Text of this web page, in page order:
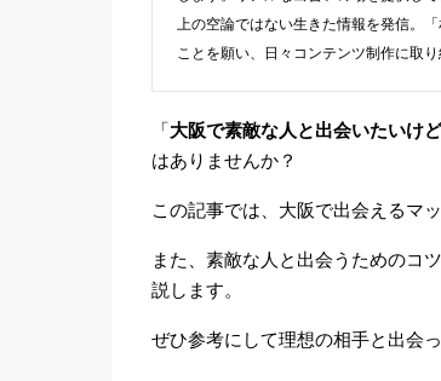
上の空論ではない生きた情報を発信。
ことを願い、日々コンテンツ制作に取り
「 大阪で素敵な人と出会いたいけ
はありませんか？
この記事では、大阪で出会えるマ
また、素敵な人と出会うためのコ
説します。
ぜひ参考にして理想の相手と出会っ